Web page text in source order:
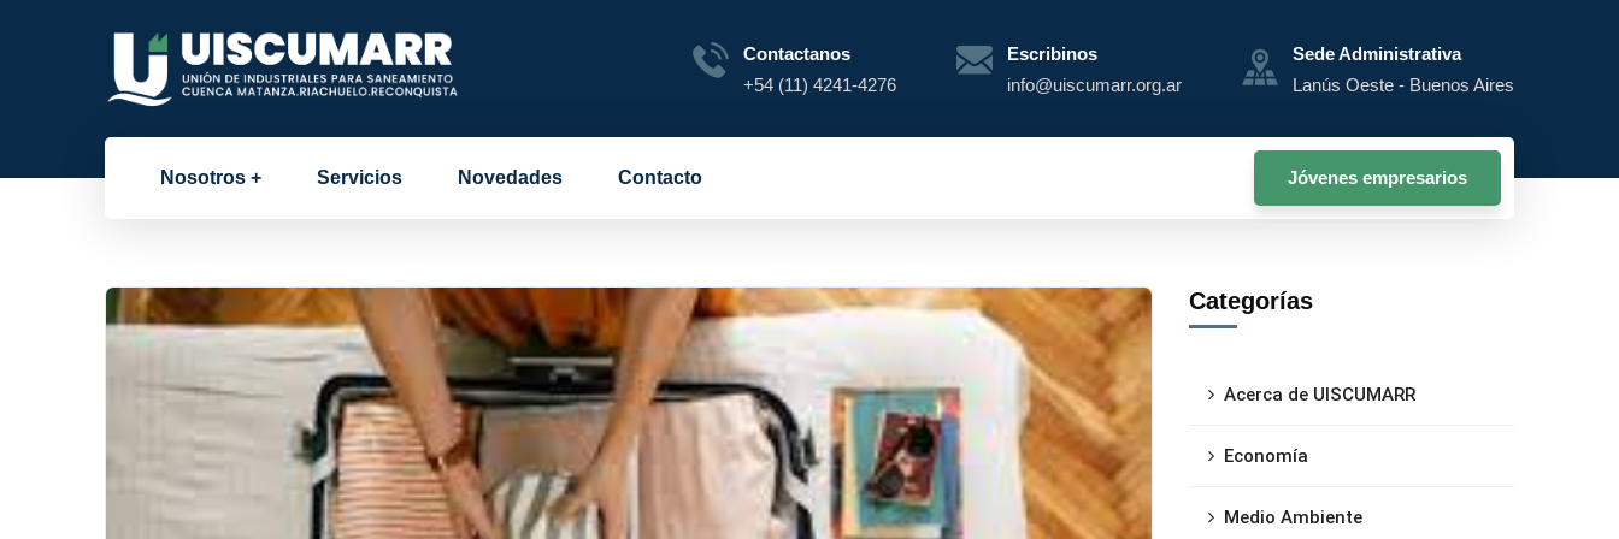
Contactanos
+54 (11) 4241-4276
Escribinos
info@uiscumarr.org.ar
Sede Administrativa
Lanús Oeste - Buenos Aires
Nosotros Servicios Novedades Contacto Jóvenes empresarios
Categorías
Acerca de UISCUMARR
Economía
Medio Ambiente